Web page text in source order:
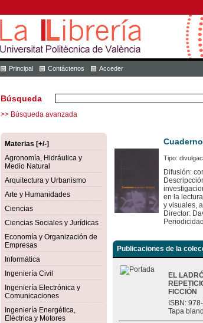
Principal Contáctenos Acceder
Búsqueda
>> Búsqueda avanzada
Materias [+/-]
Agronomía, Hidráulica y
Medio Natural
Arquitectura y Urbanismo
Arte y Humanidades
Ciencias
Ciencias Sociales y Jurídicas
Economía y Organización de
Empresas
Informática
Ingeniería Civil
Ingeniería Electrónica y
Comunicaciones
Ingeniería Energética,
Eléctrica y Motores
Tipo:
Difusión:
en la
y visuales,
Director:
Publicaciones de la
EL
FICCIÓN
ISBN:
Tapa